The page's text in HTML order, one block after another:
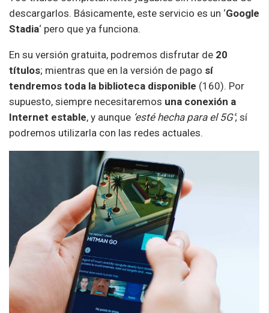
descargarlos. Básicamente, este servicio es un ‘Google
Stadia‘ pero que ya funciona.
En su versión gratuita, podremos disfrutar de 20
títulos; mientras que en la versión de pago sí
tendremos toda la biblioteca disponible (160). Por
supuesto, siempre necesitaremos una conexión a
Internet estable, y aunque ‘esté hecha para el 5G’; sí
podremos utilizarla con las redes actuales.